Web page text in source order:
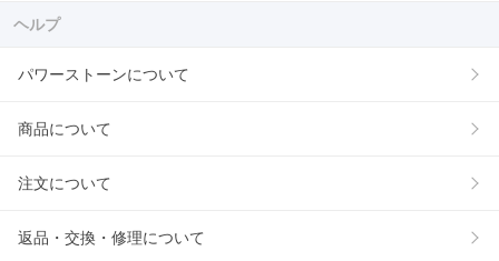
ヘルプ
パワーストーンについて
商品について
注文について
返品・交換・修理について